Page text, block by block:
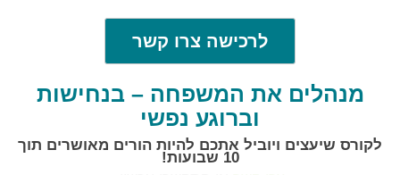
לרכישה צרו קשר
מנהלים את המשפחה – בנחישות
וברוגע נפשי
לקורס שיעצים ויוביל אתכם להיות הורים מאושרים תוך
10 שבועות!